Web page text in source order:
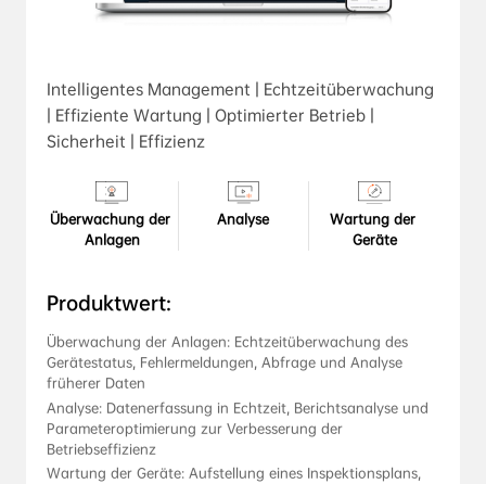
Intelligentes Management | Echtzeitüberwachung
| Effiziente Wartung | Optimierter Betrieb |
Sicherheit | Effizienz
Überwachung der
Anlagen
Analyse
Wartung der
Geräte
Produktwert:
Überwachung der Anlagen: Echtzeitüberwachung des
Gerätestatus, Fehlermeldungen, Abfrage und Analyse
früherer Daten
Analyse: Datenerfassung in Echtzeit, Berichtsanalyse und
Parameteroptimierung zur Verbesserung der
Betriebseffizienz
Wartung der Geräte: Aufstellung eines Inspektionsplans,